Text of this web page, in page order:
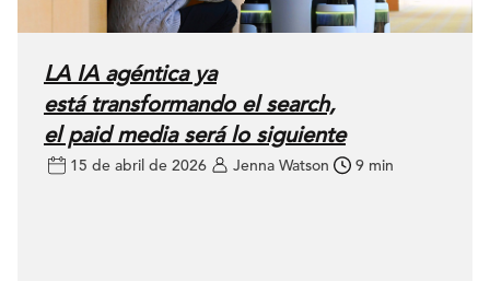
LA IA agéntica ya
está transformando el search,
el paid media será lo siguiente
15 de abril de 2026 Jenna Watson 9 min